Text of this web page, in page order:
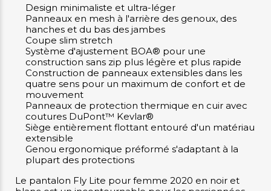
Design minimaliste et ultra-léger
Panneaux en mesh à l'arrière des genoux, des
hanches et du bas des jambes
Coupe slim stretch
Système d'ajustement BOA® pour une
construction sans zip plus légère et plus rapide
Construction de panneaux extensibles dans les
quatre sens pour un maximum de confort et de
mouvement
Panneaux de protection thermique en cuir avec
coutures DuPont™ Kevlar®
Siège entièrement flottant entouré d'un matériau
extensible
Genou ergonomique préformé s'adaptant à la
plupart des protections
Le pantalon Fly Lite pour femme 2020 en noir et